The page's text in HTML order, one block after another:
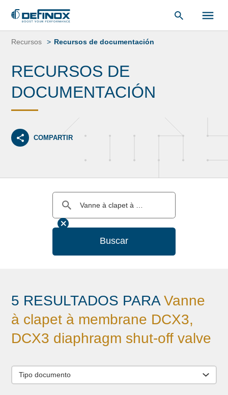
Saltar
Recursos Recursos de documentación
RECURSOS DE
DOCUMENTACIÓN
COMPARTIR
Buscar
5 RESULTADOS PARAVanne
à clapet à membrane DCX3,
DCX3 diaphragm shut-off valve
Tipo documento